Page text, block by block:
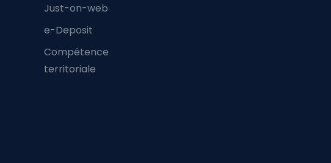
Just-on-web
e-Deposit
Compétence
territoriale